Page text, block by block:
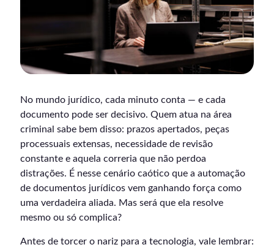
No mundo jurídico, cada minuto conta — e cada
documento pode ser decisivo. Quem atua na área
criminal sabe bem disso: prazos apertados, peças
processuais extensas, necessidade de revisão
constante e aquela correria que não perdoa
distrações. É nesse cenário caótico que a automação
de documentos jurídicos vem ganhando força como
uma verdadeira aliada. Mas será que ela resolve
mesmo ou só complica?
Antes de torcer o nariz para a tecnologia, vale lembrar: